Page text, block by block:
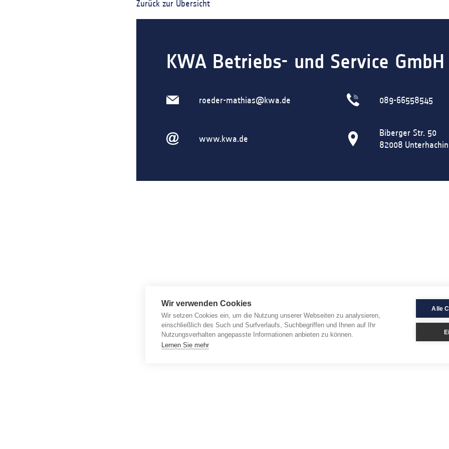
Zurück zur Übersicht
KWA Betriebs- und Service GmbH
roeder-mathias@kwa.de 089-66558545
www.kwa.de
Biberger Str. 50
82008
Wir verwenden Cookies
Wir setzen Cookies ein, um die Nutzung unserer Webseiten zu analysieren,
einschließlich des Such und Surfverlaufs, Suchbegriffen und Ihnen auf Ihr
Nutzungsverhalten angepasste Informationen anbieten zu können.
Lernen Sie mehr
Alle